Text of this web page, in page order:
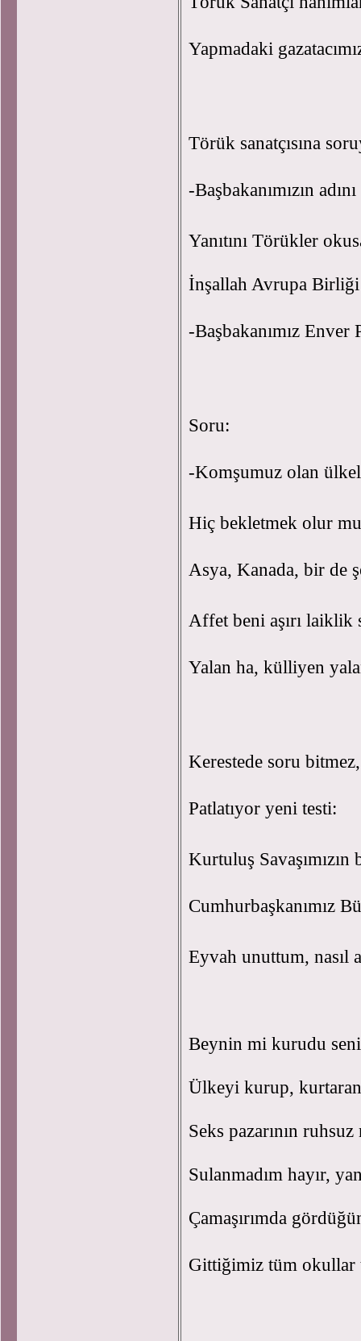
Yapmadaki
Törük sanatçısına
-Başbakanımızın
Yanıtını Törükler
İnşallah Avrupa
-Başbakanımız Enver
Soru:
-Komşumuz olan
Hiç bekletmek olur
Asya, Kanada, bir de
Affet beni aşırı
Yalan ha, külliyen
Kerestede soru
Patlatıyor yeni testi:
Kurtuluş
Cumhurbaşkanımız
Eyvah unuttum, nasıl
Beynin mi kurudu
Ülkeyi kurup,
Seks pazarının
Sulanmadım hayır,
Çamaşırımda
Gittiğimiz tüm okullar